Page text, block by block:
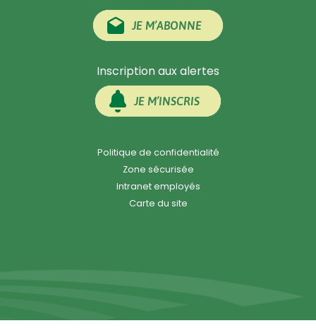
JE M’ABONNE
Inscription aux alertes
JE M’INSCRIS
Politique de confidentialité
Zone sécurisée
Intranet employés
Carte du site